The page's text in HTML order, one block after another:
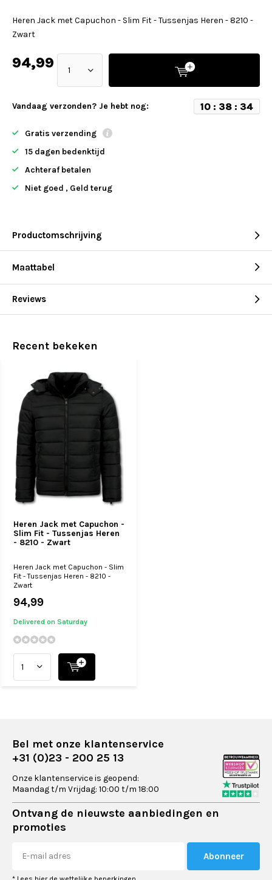
Heren Jack met Capuchon - Slim Fit - Tussenjas Heren - 8210 -
Zwart
94,99
Vandaag verzonden? Je hebt nog: 10 : 38 : 34
Gratis verzending
15 dagen bedenktijd
Achteraf betalen
Niet goed , Geld terug
Productomschrijving
Maattabel
Reviews
Recent bekeken
Heren Jack met Capuchon -
Slim Fit - Tussenjas Heren
- 8210 - Zwart
Heren Jack met Capuchon - Slim
Fit - Tussenjas Heren - 8210 -
Zwart
94,99
Delivered on Saturday
Bel met onze klantenservice
+31 (0)23 - 200 25 13
Onze klantenservice is geopend:
Maandag t/m Vrijdag: 10:00 t/m 18:00
Ontvang de nieuwste aanbiedingen en
promoties
Abonneer